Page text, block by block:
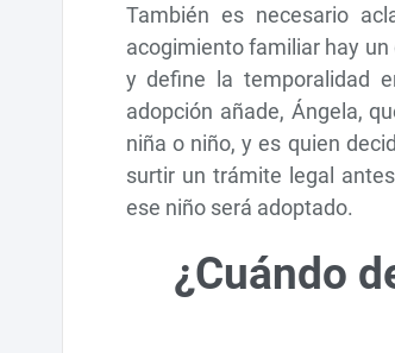
También es necesario
acogimiento familiar hay
y define la temporalidad
adopción añade, Ángela,
niña o niño, y es quien
surtir un trámite legal
ese niño será adoptado.
¿Cuándo